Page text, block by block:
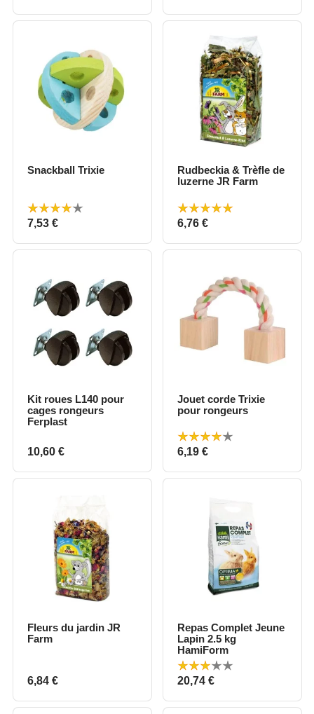
Snackball Trixie
Prix
7,53 €
Rudbeckia & Trèfle de
luzerne JR Farm
Prix
6,76 €
Kit roues L140 pour
cages rongeurs
Ferplast
Prix
10,60 €
Jouet corde Trixie
pour rongeurs
Prix
6,19 €
Fleurs du jardin JR
Farm
Prix
6,84 €
Repas Complet Jeune
Lapin 2.5 kg
HamiForm
Prix
20,74 €